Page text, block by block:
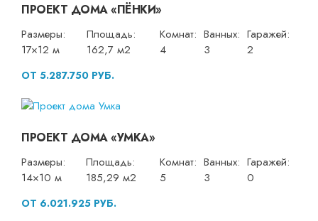
ПРОЕКТ ДОМА «ПЁНКИ»
Размеры:
17×12 м
Площадь:
162,7 м2
Комнат:
4
Ванных:
3
Гаражей:
2
ОТ 5.287.750 РУБ.
ПРОЕКТ ДОМА «УМКА»
Размеры:
14×10 м
Площадь:
185,29 м2
Комнат:
5
Ванных:
3
Гаражей:
0
ОТ 6.021.925 РУБ.